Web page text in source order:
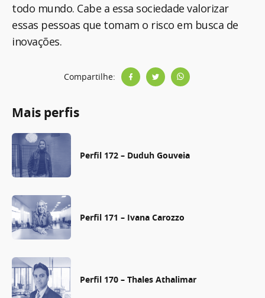
todo mundo. Cabe a essa sociedade valorizar
essas pessoas que tomam o risco em busca de
inovações.
Compartilhe:
Mais perfis
Perfil 172 – Duduh Gouveia
Perfil 171 – Ivana Carozzo
Perfil 170 – Thales Athalimar